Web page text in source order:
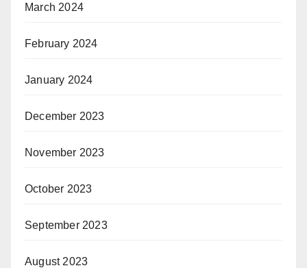
March 2024
February 2024
January 2024
December 2023
November 2023
October 2023
September 2023
August 2023